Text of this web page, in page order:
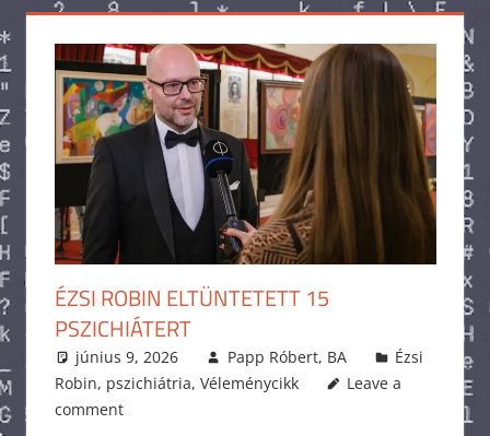
ÉZSI ROBIN ELTÜNTETETT 15
PSZICHIÁTERT
június 9, 2026 Papp Róbert, BA
Ézsi
Robin, pszichiátria, Véleménycikk
Leave a
comment